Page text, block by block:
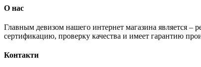
О нас
Главным девизом нашего интернет магазина является –
сертификацию, проверку качества и имеет гарантию
Контакти